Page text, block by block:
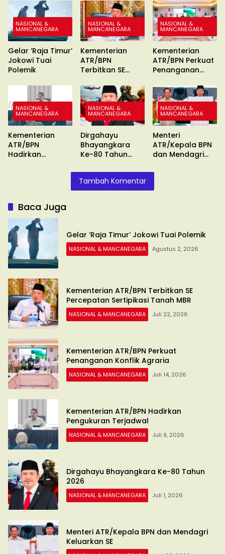
NASIONAL &
MANCANEGARA
Gelar ‘Raja Timur’
Jokowi Tuai
Polemik
NASIONAL &
MANCANEGARA
Kementerian
ATR/BPN
Terbitkan SE
Sertipikasi Tanah
MBR
NASIONAL &
MANCANEGARA
Kementerian
ATR/BPN Perkuat
Penanganan
NASIONAL &
MANCANEGARA
Kementerian
ATR/BPN
Hadirkan
NASIONAL &
MANCANEGARA
Dirgahayu
Bhayangkara
Ke-80 Tahun
NASIONAL &
MANCANEGARA
Menteri
ATR/Kepala BPN
dan Mendagri
Tambah Komentar
Baca Juga
Gelar ‘Raja Timur’ Jokowi Tuai Polemik
NASIONAL & MANCANEGARA Agustus 2, 2026
Kementerian ATR/BPN Terbitkan SE
Percepatan Sertipikasi Tanah MBR
NASIONAL & MANCANEGARA Juli 22, 2026
Kementerian ATR/BPN Perkuat
Penanganan Konflik Agraria
NASIONAL & MANCANEGARA Juli 14, 2026
Kementerian ATR/BPN Hadirkan
Pengukuran Terjadwal
NASIONAL & MANCANEGARA Juli 9, 2026
Dirgahayu Bhayangkara Ke-80 Tahun
2026
NASIONAL & MANCANEGARA Juli 1, 2026
Menteri ATR/Kepala BPN dan Mendagri
Keluarkan SE